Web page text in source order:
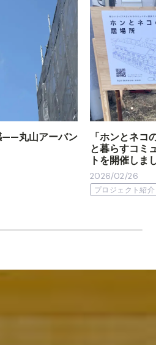
——丸山アーバン
「ホンとネコ
と暮らすコミ
トを開催しま
2026/02/26
プロジェクト紹介